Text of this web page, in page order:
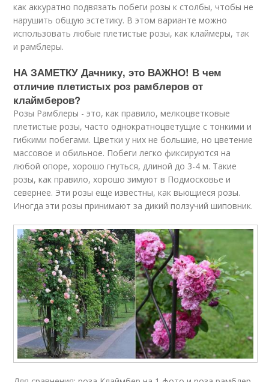
как аккуратно подвязать побеги розы к столбы, чтобы не
нарушить общую эстетику. В этом варианте можно
использовать любые плетистые розы, как клаймеры, так
и рамблеры.
НА ЗАМЕТКУ Дачнику, это ВАЖНО! В чем
отличие плетистых роз рамблеров от
клаймберов?
Розы Рамблеры - это, как правило, мелкоцветковые
плетистые розы, часто однократноцветущие с тонкими и
гибкими побегами. Цветки у них не большие, но цветение
массовое и обильное. Побеги легко фиксируются на
любой опоре, хорошо гнуться, длиной до 3-4 м. Такие
розы, как правило, хорошо зимуют в Подмосковье и
севернее. Эти розы еще известны, как вьющиеся розы.
Иногда эти розы принимают за дикий ползучий шиповник.